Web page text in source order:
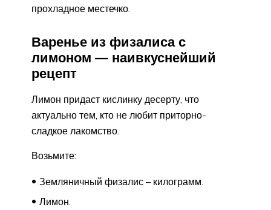
прохладное местечко.
Варенье из физалиса с
лимоном — наивкуснейший
рецепт
Лимон придаст кислинку десерту, что
актуально тем, кто не любит приторно-
сладкое лакомство.
Возьмите:
Земляничный физалис – килограмм.
Лимон.